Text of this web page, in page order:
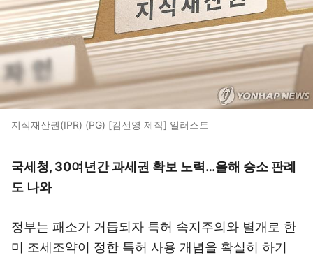
지식재산권(IPR) (PG) [김선영 제작] 일러스트
국세청, 30여년간 과세권 확보 노력…올해 승소 판례
도 나와
정부는 패소가 거듭되자 특허 속지주의와 별개로 한
미 조세조약이 정한 특허 사용 개념을 확실히 하기